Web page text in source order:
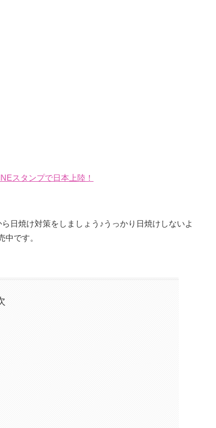
スタンプで日本上陸！
日焼け対策をしましょう♪うっかり日焼けしないよ
です。